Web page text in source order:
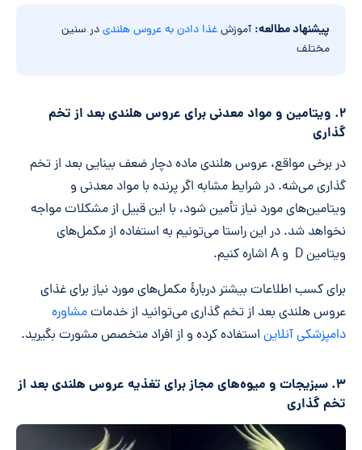
پیشنهاد مطالعه: آموزشغذا دادن به عروس هلندیدر سنین
مختلف
۲. ویتامین و مواد معدنی برای عروس هلندی بعد از تخم
گذاری
در برخی مواقع، عروس هلندی ماده دچار ضعف بینایی بعد از تخم
گذاری می‌شه. در شرایط مشابه اگر پرنده با مواد معدنی و
ویتامین‌های مورد نیاز تأمین شود، با این قبیل از مشکلات مواجه
نخواهد شد. در این راستا می‌تونیم به استفاده از مکمل‌های
ویتامین D و A اشاره کنیم.
برای کسب اطلاعات بیشتر دربارۀ مکمل‌های مورد نیاز برای غذای
عروس هلندی بعد از تخم گذاری می‌توانید از خدماتمشاوره
دامپزشکی آنلاین استفاده کرده و از افراد متخصص مشورت بگیرید.
۳. سبزیجات و میوه‌های مجاز برای تغذیه عروس هلندی بعد از
تخم گذاری